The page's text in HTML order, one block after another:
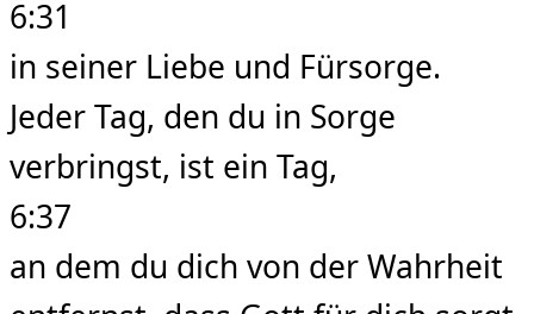
6:31
in seiner Liebe und Fürsorge.
Jeder Tag, den du in Sorge
verbringst, ist ein Tag,
6:37
an dem du dich von der Wahrheit